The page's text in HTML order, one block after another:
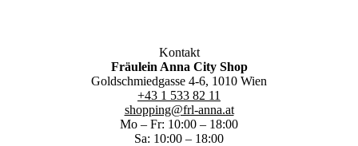
Kontakt
Fräulein Anna City Shop
Goldschmiedgasse 4-6, 1010 Wien
+43 1 533 82 11
shopping@frl-anna.at
Mo – Fr: 10:00 – 18:00
Sa: 10:00 – 18:00